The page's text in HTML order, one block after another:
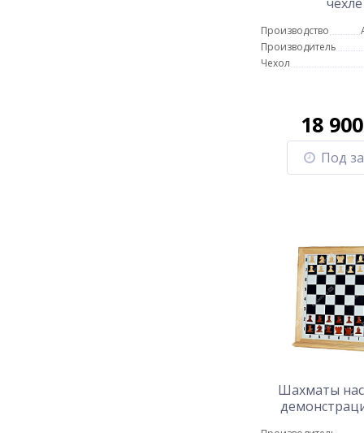
Производство
Производитель
Чехол
18 900
Под
Шахматы